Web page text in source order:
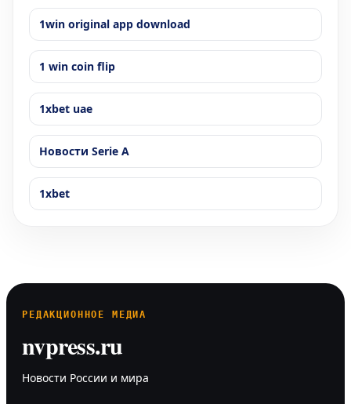
1win original app download
1 win coin flip
1xbet uae
Новости Serie A
1xbet
РЕДАКЦИОННОЕ МЕДИА
nvpress.ru
Новости России и мира